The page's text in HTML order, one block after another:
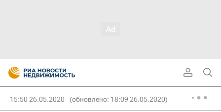
15:50 26.05.2020 (обновлено: 18:09 26.05.2020)